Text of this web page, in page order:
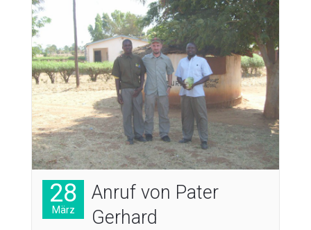
28
März
Anruf von Pater
Gerhard